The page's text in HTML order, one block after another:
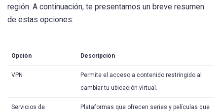
región. A continuación, te presentamos un breve resumen
de estas opciones:
Opción Descripción
VPN
Permite el acceso a contenido restringido al
cambiar tu ubicación virtual.
Servicios de
Plataformas que ofrecen series y películas que